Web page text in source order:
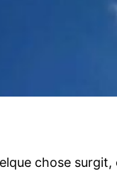
chose